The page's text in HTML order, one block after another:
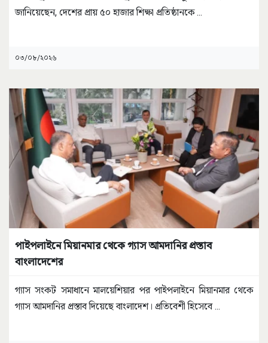
জানিয়েছেন, দেশের প্রায় ৫০ হাজার শিক্ষা প্রতিষ্ঠানকে ...
০৩/০৮/২০২৬
পাইপলাইনে মিয়ানমার থেকে গ্যাস আমদানির প্রস্তাব
বাংলাদেশের
গ্যাস সংকট সমাধানে মালয়েশিয়ার পর পাইপলাইনে মিয়ানমার থেকে
গ্যাস আমদানির প্রস্তাব দিয়েছে বাংলাদেশ। প্রতিবেশী হিসেবে...